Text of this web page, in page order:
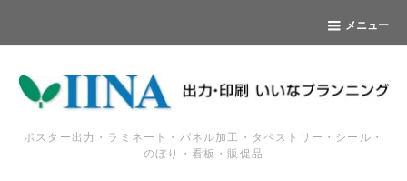
メニュー
ポスター出力・ラミネート・パネル加工・タペストリー・シール・
のぼり・看板・販促品